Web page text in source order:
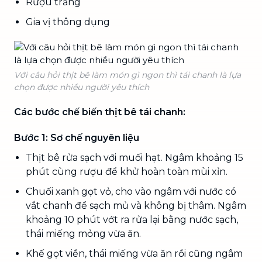
Gia vị thông dụng
Với câu hỏi thịt bê làm món gì ngon thì tái chanh là lựa
chọn được nhiều người yêu thích
Các bước chế biến thịt bê tái chanh:
Bước 1: Sơ chế nguyên liệu
Thịt bê rửa sạch với muối hạt. Ngâm khoảng 15
phút cùng rượu để khử hoàn toàn mùi xỉn.
Chuối xanh gọt vỏ, cho vào ngâm với nước có
vắt chanh để sạch mủ và không bị thâm. Ngâm
khoảng 10 phút vớt ra rửa lại bằng nước sạch,
thái miếng mỏng vừa ăn.
Khế gọt viền, thái miếng vừa ăn rồi cũng ngâm